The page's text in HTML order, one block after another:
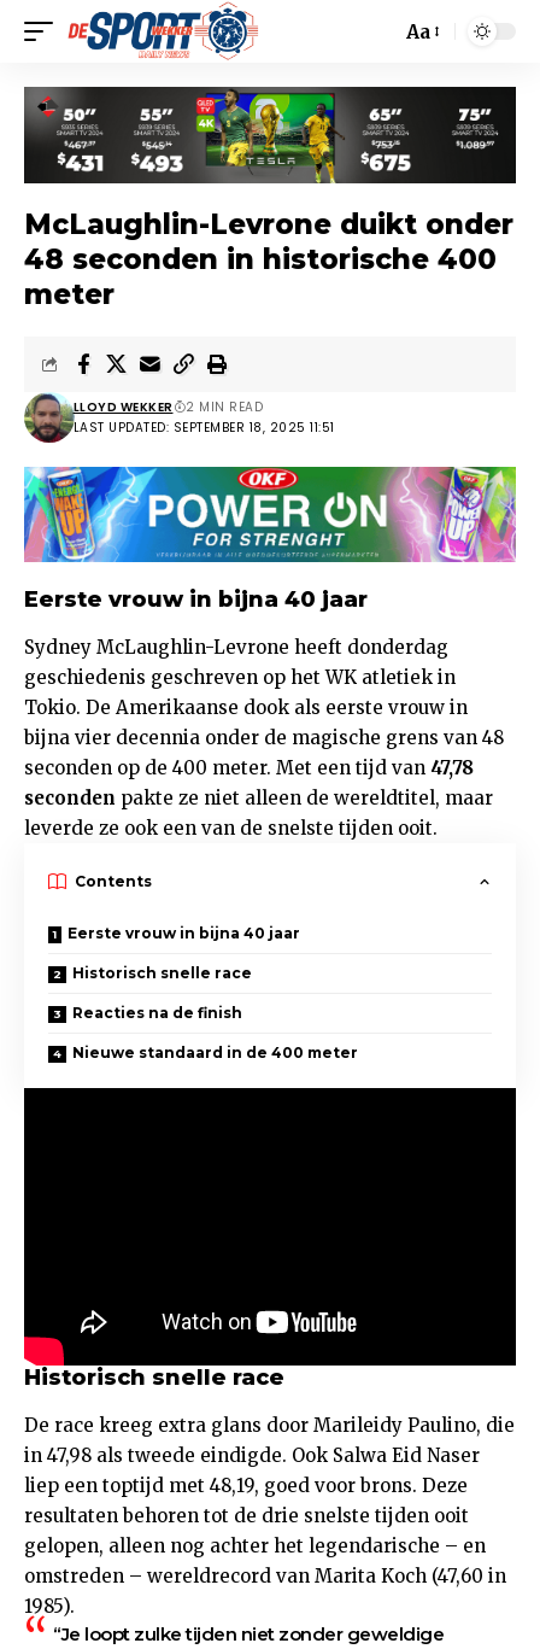
Aa
McLaughlin-Levrone duikt onder
48 seconden in historische 400
meter
LAST UPDATED: SEPTEMBER 18, 2025 11:51
LLOYD WEKKER 2 MIN READ
Eerste vrouw in bijna 40 jaar
Sydney McLaughlin-Levrone heeft donderdag
geschiedenis geschreven op het WK atletiek in
Tokio. De Amerikaanse dook als eerste vrouw in
bijna vier decennia onder de magische grens van 48
seconden op de 400 meter. Met een tijd van 47,78
seconden pakte ze niet alleen de wereldtitel, maar
leverde ze ook een van de snelste tijden ooit.
Contents
Eerste vrouw in bijna 40 jaar
Historisch snelle race
Reacties na de finish
Nieuwe standaard in de 400 meter
Historisch snelle race
De race kreeg extra glans door Marileidy Paulino, die
in 47,98 als tweede eindigde. Ook Salwa Eid Naser
liep een toptijd met 48,19, goed voor brons. Deze
resultaten behoren tot de drie snelste tijden ooit
gelopen, alleen nog achter het legendarische – en
omstreden – wereldrecord van Marita Koch (47,60 in
1985).
“Je loopt zulke tijden niet zonder geweldige